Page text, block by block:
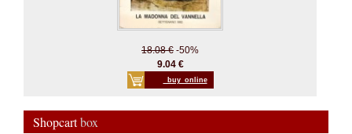
18.08 € -50%
9.04 €
_buy_online
Shopcartbox